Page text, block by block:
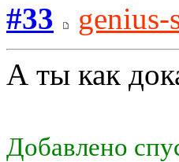
#33
genius-
А ты как
Добавлено